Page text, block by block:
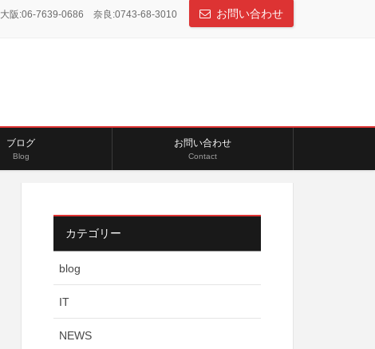
大阪:06-7639-0686 奈良:0743-68-3010 お問い合わせ
ブログ
Blog
お問い合わせ
Contact
カテゴリー
blog
IT
NEWS